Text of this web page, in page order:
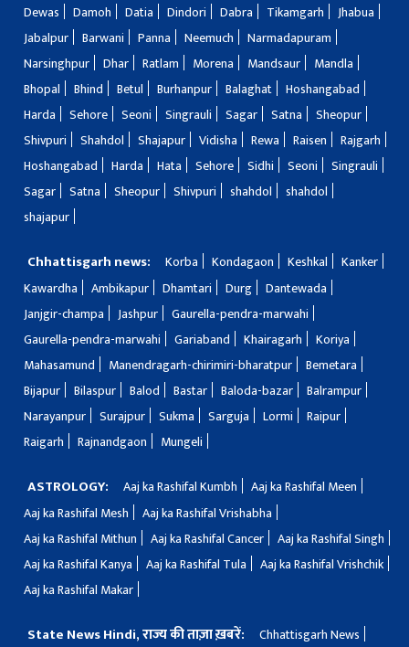
Dewas
Damoh Datia Dindori Dabra Tikamgarh
Jhabua
Jabalpur
Barwani Panna Neemuch
Narmadapuram
Narsinghpur
Dhar Ratlam Morena Mandsaur
Mandla
Bhopal
Bhind Betul Burhanpur Balaghat
Hoshangabad
Harda
Sehore Seoni Singrauli Sagar Satna
Sheopur
Shivpuri
Shahdol Shajapur Vidisha Rewa Raisen
Rajgarh
Hoshangabad
Harda Hata Sehore Sidhi Seoni
Singrauli
Sagar
Satna Sheopur Shivpuri shahdol
shahdol
shajapur
Chhattisgarh news: Korba Kondagaon Keshkal
Kanker
Kawardha
Ambikapur Dhamtari Durg
Dantewada
Janjgir-champa
Jashpur
Gaurella-pendra-marwahi
Gaurella-pendra-marwahi
Gariaband Khairagarh
Koriya
Mahasamund
Manendragarh-chirimiri-bharatpur
Bemetara
Bijapur
Bilaspur Balod Bastar Baloda-bazar
Balrampur
Narayanpur
Surajpur Sukma Sarguja Lormi
Raipur
Raigarh
Rajnandgaon Mungeli
ASTROLOGY: Aaj ka Rashifal Kumbh
Aaj ka Rashifal Meen
Aaj ka Rashifal Mesh
Aaj ka Rashifal Vrishabha
Aaj ka Rashifal Mithun
Aaj ka Rashifal Cancer
Aaj ka Rashifal Singh
Aaj ka Rashifal Kanya
Aaj ka Rashifal Tula
Aaj ka Rashifal Vrishchik
Aaj ka Rashifal Makar
State News Hindi, राज्य की ताज़ा ख़बरें:
Chhattisgarh News